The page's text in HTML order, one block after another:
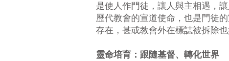
是使人作門徒，讓人與主相遇，
歷代教會的宣道使命，也是門徒
存在，甚或教會外在標誌被拆除
靈命培育：跟隨基督、轉化世界